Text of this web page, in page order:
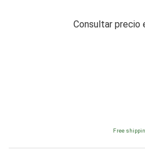
Consultar precio
Free